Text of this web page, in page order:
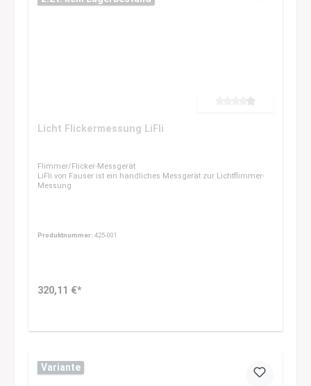
Licht Flickermessung LiFli
Flimmer/Flicker-Messgerät
LiFli von Fauser ist ein handliches Messgerät zur Lichtflimmer-
Messung
Produktnummer: 425-001
320,11 €*
Variante